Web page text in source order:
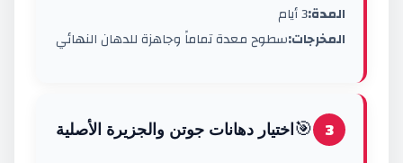
المدة:3 أيام
المخرجات:سطوح معدة تماماً وجاهزة للدهان النهائي
3
🎯 اختيار دهانات جوتن والجزيرة الأصلية